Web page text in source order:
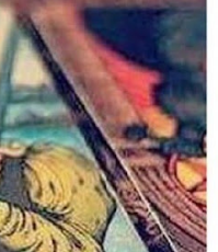
scorso è costata la
da tempo a
in cura, non era
Lo shopping prosegue
pura al 70 per cento (65